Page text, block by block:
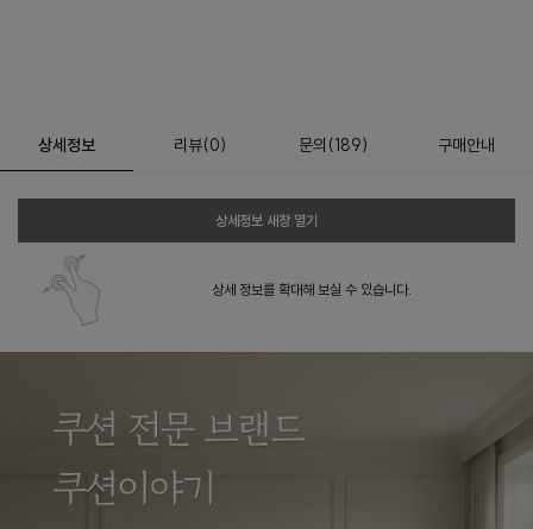
상세정보 리뷰(0) 문의 (189) 구매안내
상세정보 새창 열기
상세 정보를 확대해 보실 수 있습니다.